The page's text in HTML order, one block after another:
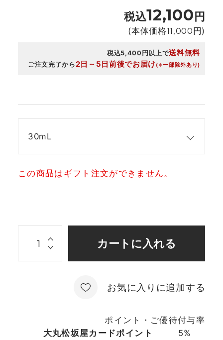
30mL
税込12,100 円
(本体価格11,000 円)
税込5,400円以上で送料無料
ご注文完了から2日～5日前後でお届け(※一部除外あり)
この商品はギフト注文ができません。
お気に入りに追加する
ポイント・ご優待付与率
大丸松坂屋カードポイント
5%